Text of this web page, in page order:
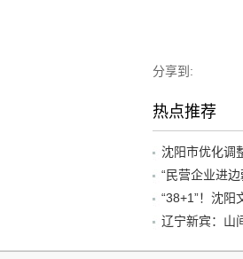
分享到:
热点推荐
沈阳市优化调
“民营企业进
辽宁新宾：山